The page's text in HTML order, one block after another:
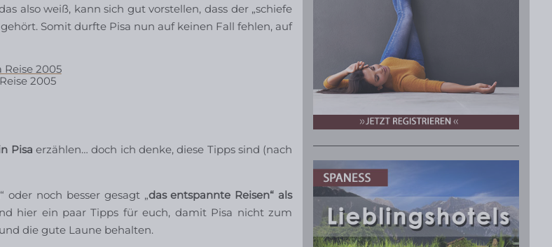
also weiß, kann sich gut vorstellen, dass der „schiefe
Somit durfte Pisa nun auf keinen Fall fehlen, auf
2005
Pisa erzählen… doch ich denke, diese Tipps sind (nach
oder noch besser gesagt „das entspannte Reisen“ als
hier ein paar Tipps für euch, damit Pisa nicht zum
die gute Laune behalten.